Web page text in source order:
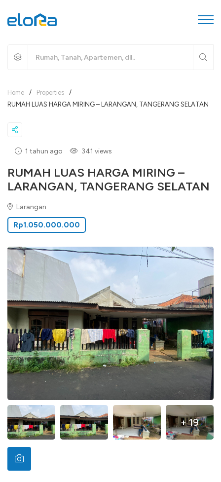
Home / Properties
/
RUMAH LUAS HARGA MIRING – LARANGAN, TANGERANG SELATAN
1 tahun ago 341 views
RUMAH LUAS HARGA MIRING –
LARANGAN, TANGERANG SELATAN
Larangan
Rp1.050.000.000
+ 19